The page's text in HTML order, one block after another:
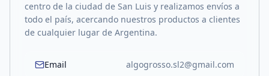
centro de la ciudad de San Luis y realizamos envíos a
todo el país, acercando nuestros productos a clientes
de cualquier lugar de Argentina.
Email algogrosso.sl2@gmail.com